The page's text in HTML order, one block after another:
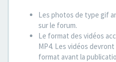
Les photos de type gif
sur le forum.
Le format des vidéos
MP4. Les vidéos
format avant la